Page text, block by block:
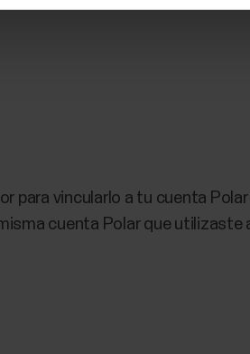
para vincularlo a tu cuenta
cuenta Polar que